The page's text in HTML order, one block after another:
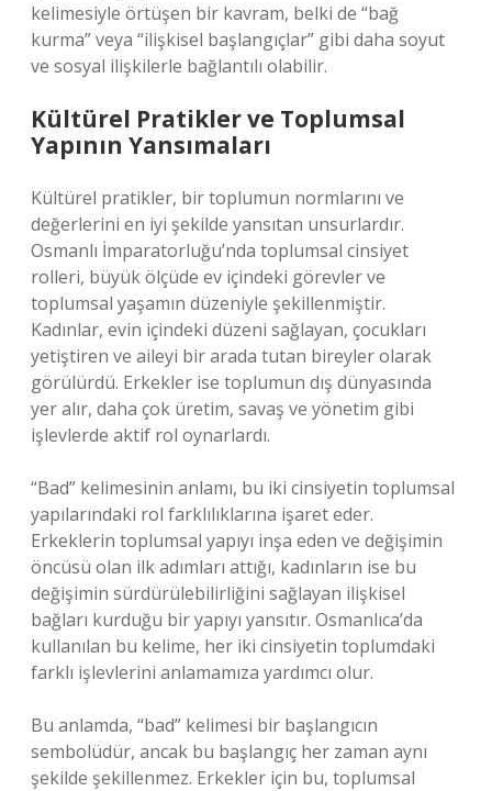
kelimesiyle örtüşen bir kavram, belki de “bağ
kurma” veya “ilişkisel başlangıçlar” gibi daha soyut
ve sosyal ilişkilerle bağlantılı olabilir.
Kültürel Pratikler ve Toplumsal
Yapının Yansımaları
Kültürel pratikler, bir toplumun normlarını ve
değerlerini en iyi şekilde yansıtan unsurlardır.
Osmanlı İmparatorluğu’nda toplumsal cinsiyet
rolleri, büyük ölçüde ev içindeki görevler ve
toplumsal yaşamın düzeniyle şekillenmiştir.
Kadınlar, evin içindeki düzeni sağlayan, çocukları
yetiştiren ve aileyi bir arada tutan bireyler olarak
görülürdü. Erkekler ise toplumun dış dünyasında
yer alır, daha çok üretim, savaş ve yönetim gibi
işlevlerde aktif rol oynarlardı.
“Bad” kelimesinin anlamı, bu iki cinsiyetin toplumsal
yapılarındaki rol farklılıklarına işaret eder.
Erkeklerin toplumsal yapıyı inşa eden ve değişimin
öncüsü olan ilk adımları attığı, kadınların ise bu
değişimin sürdürülebilirliğini sağlayan ilişkisel
bağları kurduğu bir yapıyı yansıtır. Osmanlıca’da
kullanılan bu kelime, her iki cinsiyetin toplumdaki
farklı işlevlerini anlamamıza yardımcı olur.
Bu anlamda, “bad” kelimesi bir başlangıcın
sembolüdür, ancak bu başlangıç her zaman aynı
şekilde şekillenmez. Erkekler için bu, toplumsal